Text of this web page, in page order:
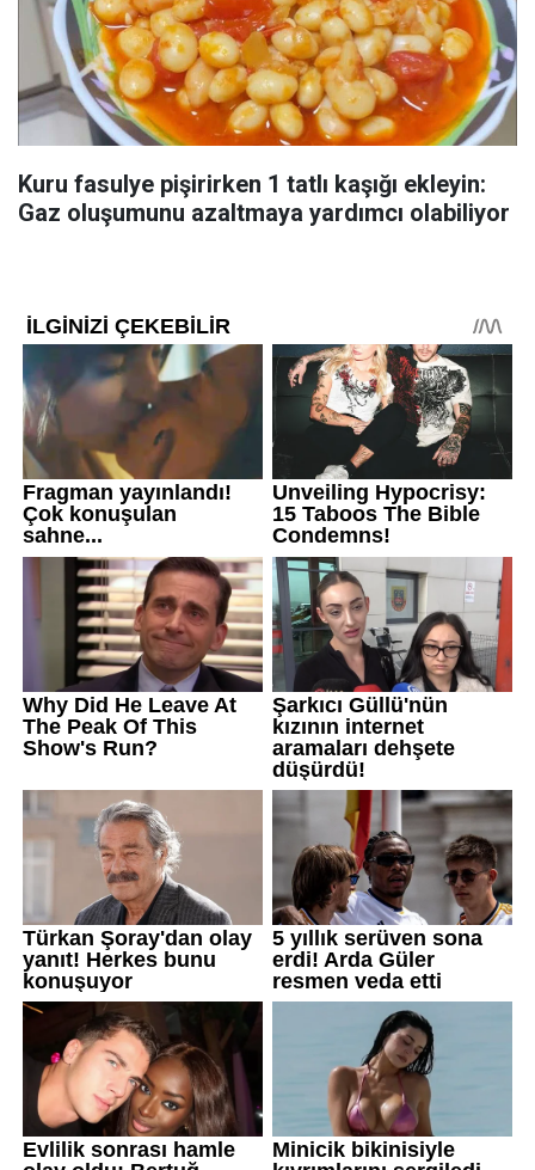
Kuru fasulye pişirirken 1 tatlı kaşığı ekleyin:
Gaz oluşumunu azaltmaya yardımcı olabiliyor